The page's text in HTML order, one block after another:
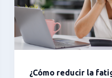
¿Cómo reducir la